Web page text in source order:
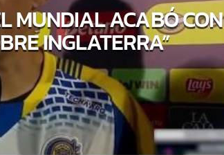
MUNDIAL ACABÓ CON
INGLATERRA”